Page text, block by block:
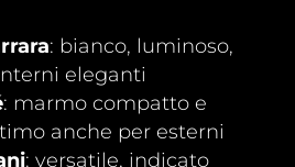
: bianco, luminoso,
eleganti
: marmo compatto e
anche per esterni
: versatile, indicato